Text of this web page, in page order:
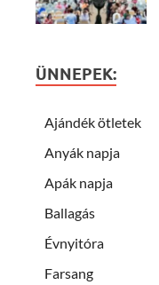
ÜNNEPEK:
Ajándék ötletek
Anyák napja
Apák napja
Ballagás
Évnyitóra
Farsang